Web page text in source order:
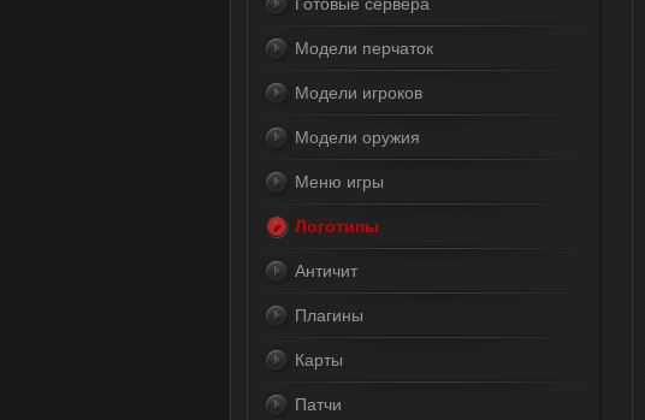
Модели перчаток
Модели игроков
Модели оружия
Меню игры
Логотипы
Античит
Плагины
Карты
Патчи